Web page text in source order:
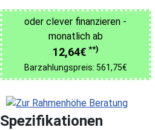
oder clever finanzieren -
monatlich ab
12,64€ **)
Barzahlungspreis: 561,75€
Spezifikationen